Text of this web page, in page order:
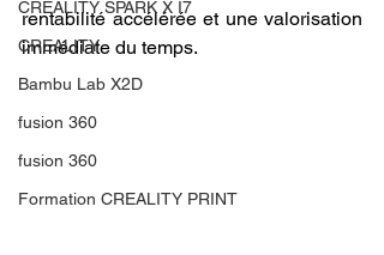
CRÉALITY SPARK X I7
CREALITY
Bambu Lab X2D
fusion 360
fusion 360
Formation CREALITY PRINT
rentabilité accélérée et une valorisation
immédiate du temps.